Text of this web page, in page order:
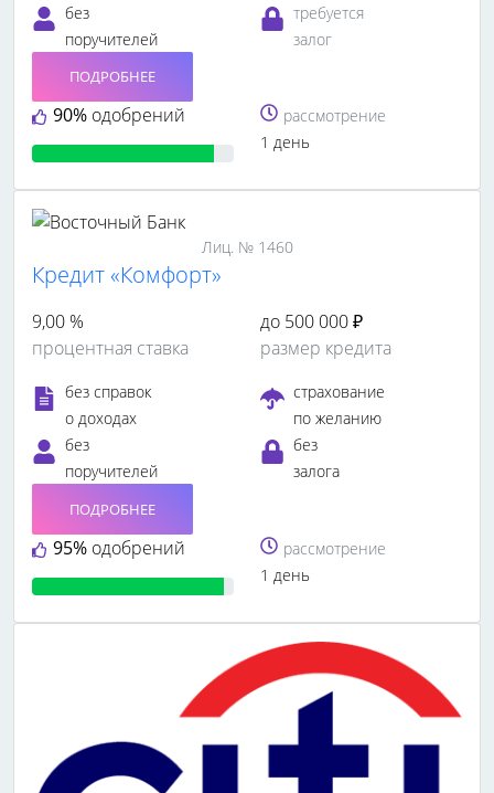
без
поручителей
требуется
залог
90% одобрений
ПОДРОБНЕЕ
рассмотрение
1 день
Лиц. № 1460
Кредит «Комфорт»
9,00 %
процентная ставка
до 500 000 ₽
размер кредита
без справок
о доходах
страхование
по желанию
без
поручителей
без
залога
95% одобрений
ПОДРОБНЕЕ
рассмотрение
1 день